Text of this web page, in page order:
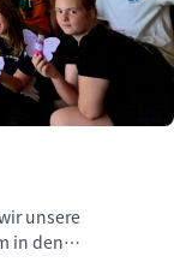
unsere
in den